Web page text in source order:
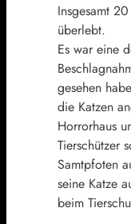
Insgesamt
überlebt.
Es war eine
gesehen
die Katzen
Horrorhaus
Tierschützer
Samtpfoten
seine Katze
beim